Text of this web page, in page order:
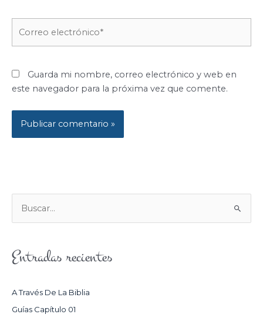
Guarda mi nombre, correo electrónico y web en
este navegador para la próxima vez que comente.
U
C
Entradas recientes
A Través De La Biblia
Guías Capítulo 01